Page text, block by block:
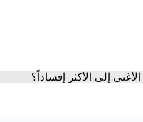
إلى الأكثر إفساداً؟